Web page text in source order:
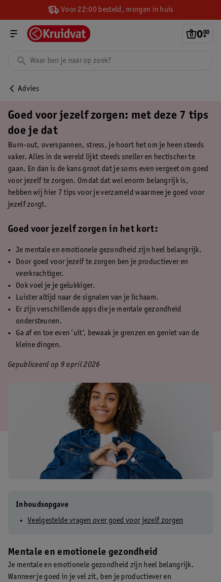
Voor 22:00 besteld, morgen in huis
0.
00
Advies
Goed voor jezelf zorgen: met deze 7 tips
doe je dat
Burn-out, overspannen, stress, je hoort het om je heen steeds
vaker. Alles in de wereld lijkt steeds sneller en hectischer te
gaan. En dan is de kans groot dat je soms even vergeet om goed
voor jezelf te zorgen. Omdat dat wel enorm belangrijk is,
hebben wij hier 7 tips voor je verzameld waarmee je goed voor
jezelf zorgt.
Goed voor jezelf zorgen in het kort:
Je mentale en emotionele gezondheid zijn heel belangrijk.
Door goed voor jezelf te zorgen ben je productiever en
veerkrachtiger.
Ook voel je je gelukkiger.
Luister altijd naar de signalen van je lichaam.
Er zijn verschillende apps die je mentale gezondheid
ondersteunen.
Ga af en toe even ‘uit’, bewaak je grenzen en geniet van de
kleine dingen.
Gepubliceerd op 9 april 2026
Inhoudsopgave
Veelgestelde vragen over goed voor jezelf zorgen
Mentale en emotionele gezondheid
Je mentale en emotionele gezondheid zijn heel belangrijk.
Wanneer je goed in je vel zit, ben je productiever en